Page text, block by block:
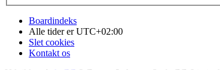
Boardindeks
Alle tider erUTC+02:00
Slet cookies
Kontakt os